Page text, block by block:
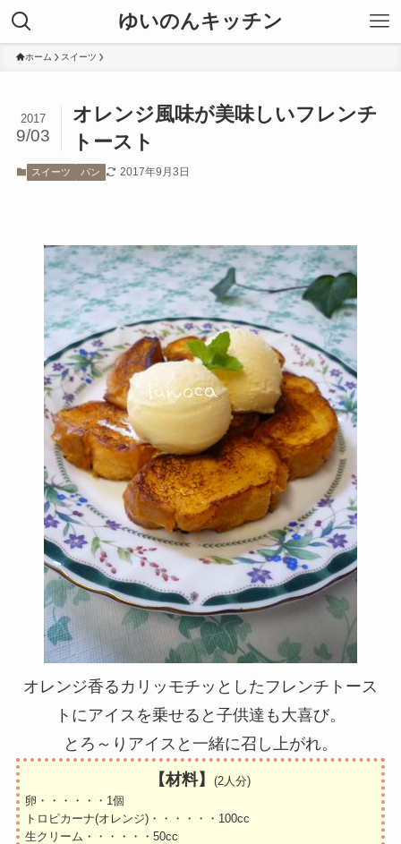
ゆいのんキッチン
ホーム スイーツ
オレンジ風味が美味しいフレンチ
トースト
2017
9/03
スイーツ パン 2017年9月3日
オレンジ香るカリッモチッとしたフレンチトース
トにアイスを乗せると子供達も大喜び。
とろ～りアイスと一緒に召し上がれ。
【材料】(2人分)
卵・・・・・・1個
トロピカーナ(オレンジ)・・・・・・100cc
生クリーム・・・・・・50cc